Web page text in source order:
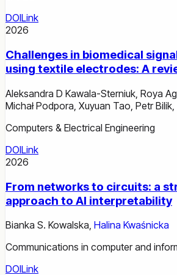
DOILink
2026
Challenges in biomedical
using textile electrodes: A
Aleksandra D Kawala-Sterniuk Roya
Michał Podpora Xuyuan Tao Petr Bilik
Computers & Electrical Engineering
DOILink
2026
From networks to circuits: a
approach to AI interpretability
Bianka S. Kowalska, Halina Kwaśnicka
Communications in computer and
DOILink